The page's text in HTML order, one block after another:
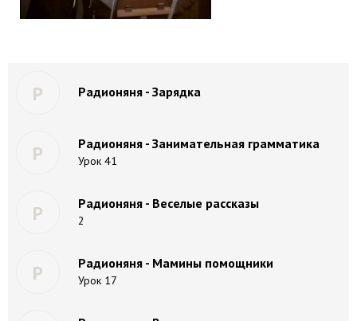
Р Радионяня - Зарядка
Р Радионяня - Занимательная грамматика
Урок 41
Р Радионяня - Веселые рассказы
2
Р Радионяня - Мамины помощники
Урок 17